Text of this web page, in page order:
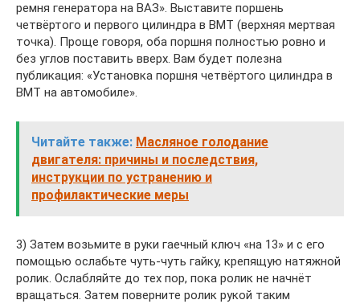
ремня генератора на ВАЗ». Выставите поршень
четвёртого и первого цилиндра в ВМТ (верхняя мертвая
точка). Проще говоря, оба поршня полностью ровно и
без углов поставить вверх. Вам будет полезна
публикация: «Установка поршня четвёртого цилиндра в
ВМТ на автомобиле».
Читайте также: Масляное голодание
двигателя: причины и последствия,
инструкции по устранению и
профилактические меры
3) Затем возьмите в руки гаечный ключ «на 13» и с его
помощью ослабьте чуть-чуть гайку, крепящую натяжной
ролик. Ослабляйте до тех пор, пока ролик не начнёт
вращаться. Затем поверните ролик рукой таким